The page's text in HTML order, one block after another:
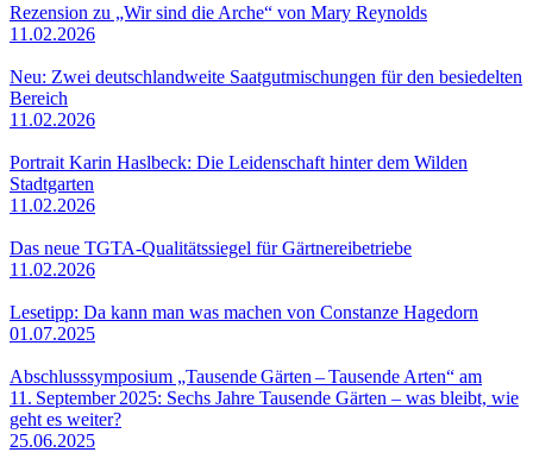
Rezension zu „Wir sind die Arche“ von Mary Reynolds
11.02.2026
Neu: Zwei deutschlandweite Saatgutmischungen für den besiedelten
Bereich
11.02.2026
Portrait Karin Haslbeck: Die Leidenschaft hinter dem Wilden
Stadtgarten
11.02.2026
Das neue TGTA-Qualitätssiegel für Gärtnereibetriebe
11.02.2026
Lesetipp: Da kann man was machen von Constanze Hagedorn
01.07.2025
Abschlusssymposium „Tausende Gärten – Tausende Arten“ am
11. September 2025: Sechs Jahre Tausende Gärten – was bleibt, wie
geht es weiter?
25.06.2025